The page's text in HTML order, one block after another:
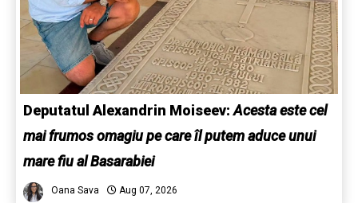
Deputatul Alexandrin Moiseev:Acesta este cel
mai frumos omagiu pe care îl putem aduce unui
mare fiu al Basarabiei
Oana Sava Aug 07, 2026